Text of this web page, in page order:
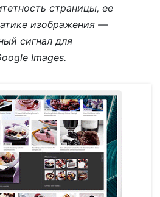
страницы, ее
изображения —
сигнал для
Images.